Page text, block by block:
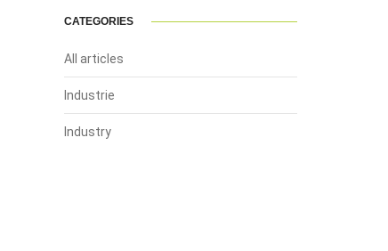
CATEGORIES
All articles
Industrie
Industry